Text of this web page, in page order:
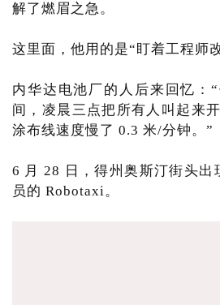
解了燃眉之急。
这里面，他用的是“盯着工程师
内华达电池厂的人后来回忆：
间，凌晨三点把所有人叫起来
涂布线速度慢了 0.3 米/分钟。”
6 月 28 日，得州奥斯汀街头出
员的 Robotaxi。